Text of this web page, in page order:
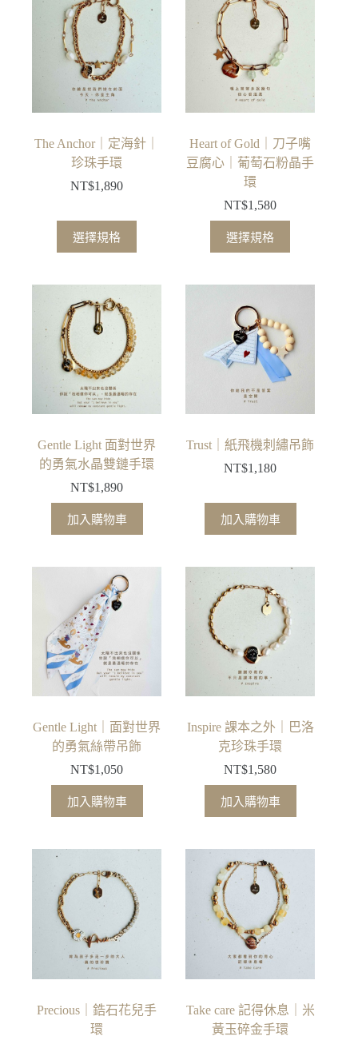
多
種
式。
可
在
品
頁
面
選
選
項
The Anchor｜定海針｜
珍珠手環
NT$1,890
選擇規格
此
產
有
多
種
式。
可
在
品
頁
面
擇
選
Heart of Gold｜刀子嘴
豆腐心｜葡萄石粉晶手
環
NT$1,580
選擇規格
此
產
有
多
種
款
式。
在
品
頁
擇
選
Gentle Light 面對世界
的勇氣水晶雙鏈手環
NT$1,890
加入購物車
Trust｜紙飛機刺繡吊飾
NT$1,180
加入購物車
Gentle Light｜面對世界
的勇氣絲帶吊飾
NT$1,050
加入購物車
Inspire 課本之外｜巴洛
克珍珠手環
NT$1,580
加入購物車
Precious｜鋯石花兒手
環
Take care 記得休息｜米
黃玉碎金手環